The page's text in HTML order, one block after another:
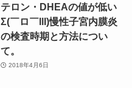
テロン・DHEAの値が低い
Σ(￣ロ￣lll)慢性子宮内膜炎
の検査時期と方法につい
て。
2018年4月6日